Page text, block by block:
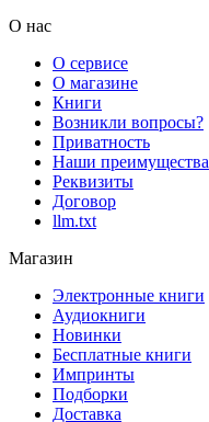
О нас
О сервисе
О магазине
Книги
Возникли вопросы?
Приватность
Наши преимущества
Реквизиты
Договор
llm.txt
Магазин
Электронные книги
Аудиокниги
Новинки
Бесплатные книги
Импринты
Подборки
Доставка